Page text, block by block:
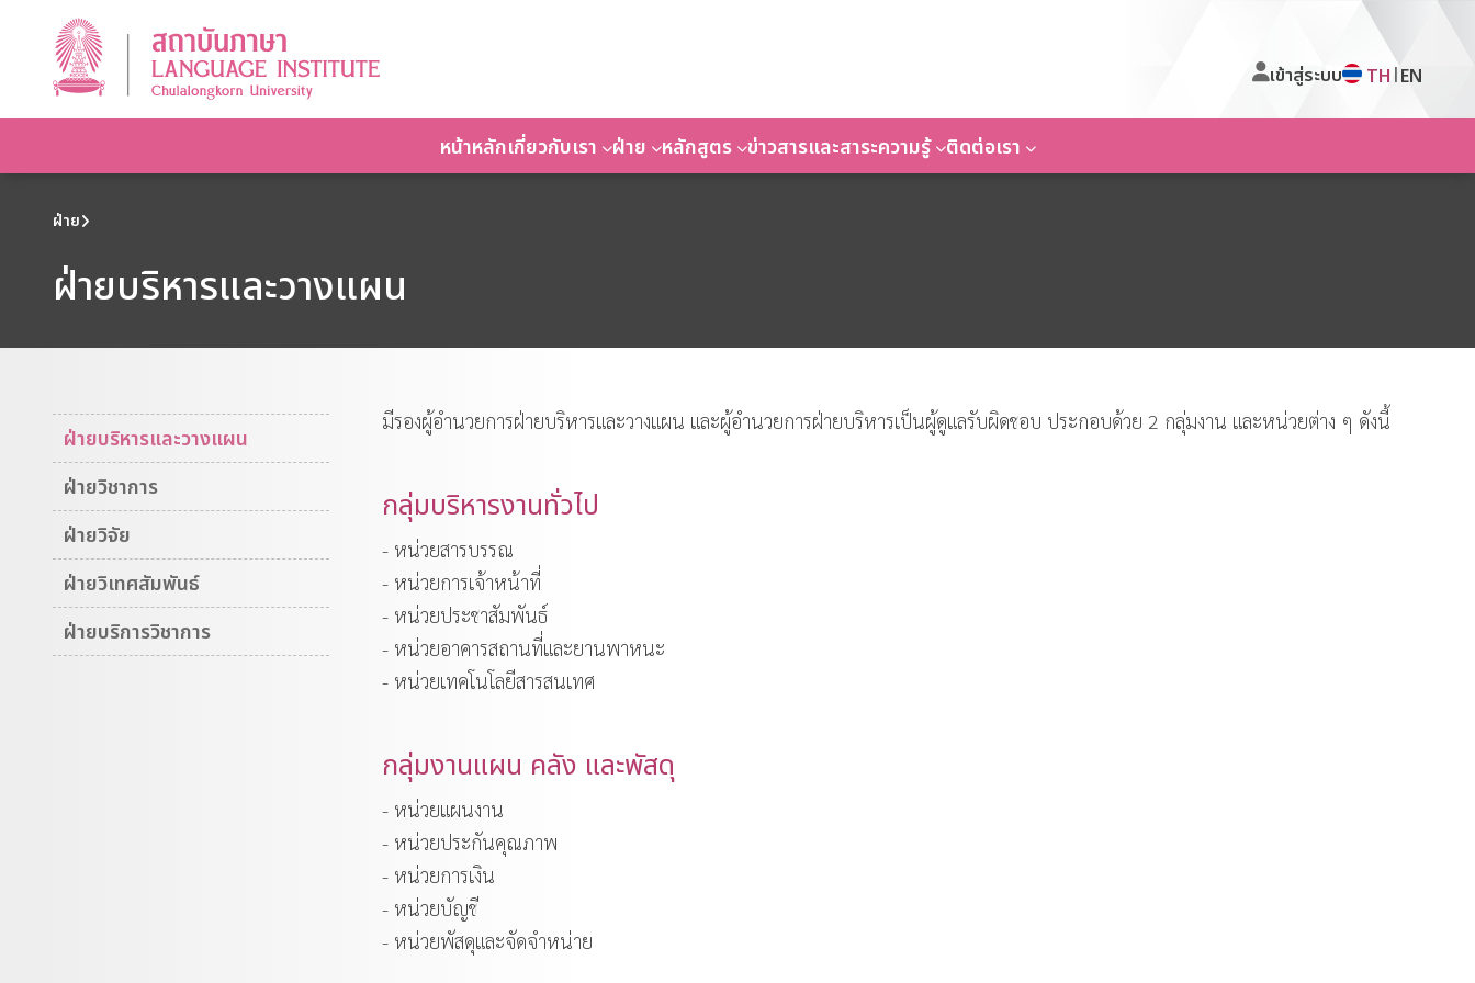
เข้าสู่ระบบ TH | EN
หน้าหลักเกี่ยวกับเรา ฝ่าย หลักสูตร ข่าวสารและสาระความรู้ ติดต่อเรา
ฝ่าย
ฝ่ายบริหารและวางแผน
ฝ่ายบริหารและวางแผน
ฝ่ายวิชาการ
ฝ่ายวิจัย
ฝ่ายวิเทศสัมพันธ์
ฝ่ายบริการวิชาการ
มีรองผู้อำนวยการฝ่ายบริหารและวางแผน และผู้อำนวยการฝ่ายบริหารเป็นผู้ดูแลรับผิดชอบ ประกอบด้วย 2 กลุ่มงาน และหน่วยต่าง ๆ ดังนี้
กลุ่มบริหารงานทั่วไป
- หน่วยสารบรรณ
- หน่วยการเจ้าหน้าที่
- หน่วยประชาสัมพันธ์
- หน่วยอาคารสถานที่และยานพาหนะ
- หน่วยเทคโนโลยีสารสนเทศ
กลุ่มงานแผน คลัง และพัสดุ
- หน่วยแผนงาน
- หน่วยประกันคุณภาพ
- หน่วยการเงิน
- หน่วยบัญชี
- หน่วยพัสดุและจัดจำหน่าย